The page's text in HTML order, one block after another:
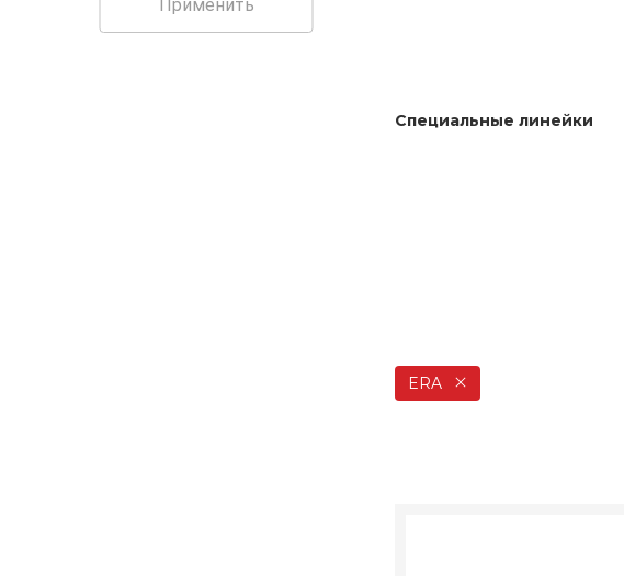
Применить
Специальные линейки
ERA